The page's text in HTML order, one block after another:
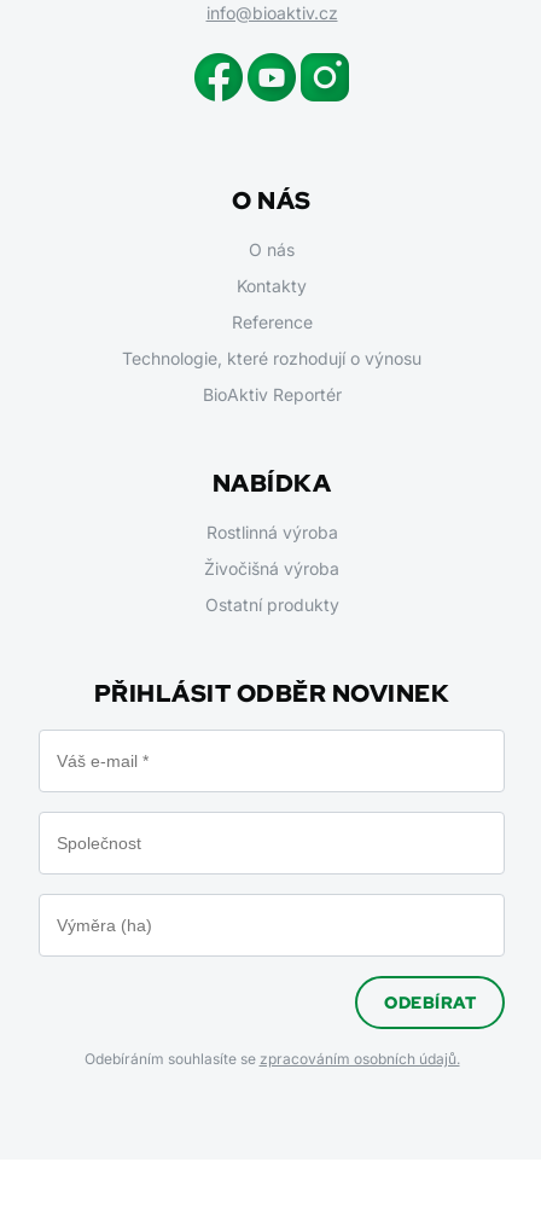
info@bioaktiv.cz
O NÁS
O nás
Kontakty
Reference
Technologie, které rozhodují o výnosu
BioAktiv Reportér
NABÍDKA
Rostlinná výroba
Živočišná výroba
Ostatní produkty
PŘIHLÁSIT ODBĚR NOVINEK
ODEBÍRAT
Odebíráním souhlasíte se zpracováním osobních údajů.